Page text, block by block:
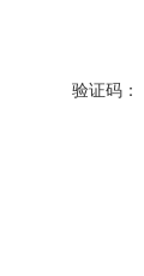
验证码：